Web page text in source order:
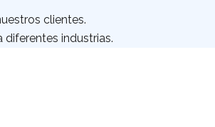
clientes.
industrias.